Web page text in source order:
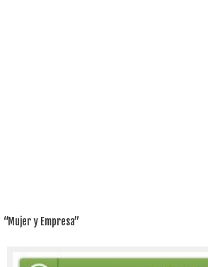
“Mujer y Empresa”